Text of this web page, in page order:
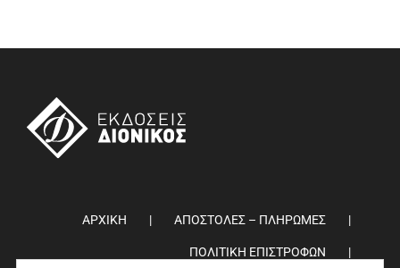
ΑΡΧΙΚΗ ΑΠΟΣΤΟΛΕΣ – ΠΛΗΡΩΜΕΣ
ΠΟΛΙΤΙΚΗ ΕΠΙΣΤΡΟΦΩΝ